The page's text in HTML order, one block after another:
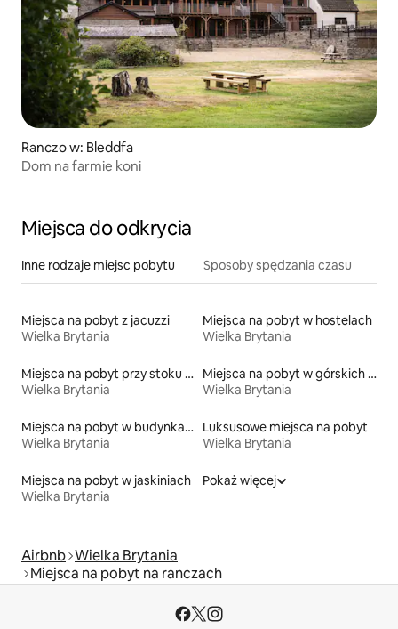
Ranczo w: Bleddfa
Dom na farmie koni
Miejsca do odkrycia
Inne rodzaje miejsc pobytu Sposoby spędzania czasu
Miejsca na pobyt z jacuzzi
Wielka Brytania
Miejsca na pobyt w hostelach
Wielka Brytania
Miejsca na pobyt przy stoku narciarskim
Wielka Brytania
Miejsca na pobyt w górskich chatach
Wielka Brytania
Miejsca na pobyt w budynkach sakralnych
Wielka Brytania
Luksusowe miejsca na pobyt
Wielka Brytania
Miejsca na pobyt w jaskiniach
Wielka Brytania
Pokaż więcej
Airbnb Wielka Brytania
Miejsca na pobyt na ranczach